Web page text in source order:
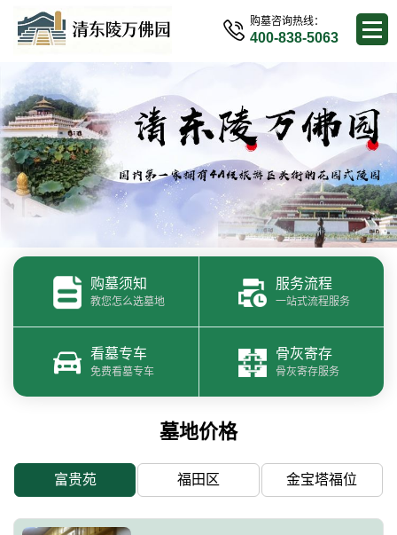
购墓咨询热线：
400-838-5063
购墓须知
教您怎么选墓地
服务流程
一站式流程服务
看墓专车
免费看墓专车
骨灰寄存
骨灰寄存服务
墓地价格
富贵苑 福田区 金宝塔福位